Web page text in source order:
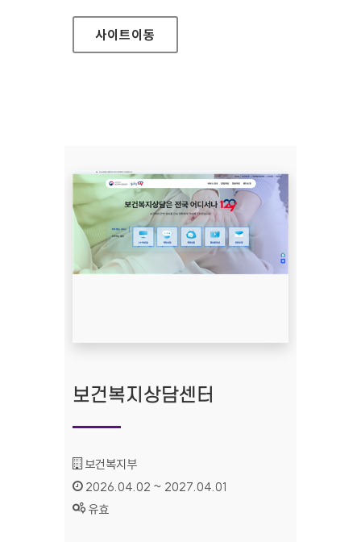
사이트이동
보건복지상담센터
기관명 :
보건복지부
인증기간 :
2026.04.02 ~ 2027.04.01
상태 :
유효